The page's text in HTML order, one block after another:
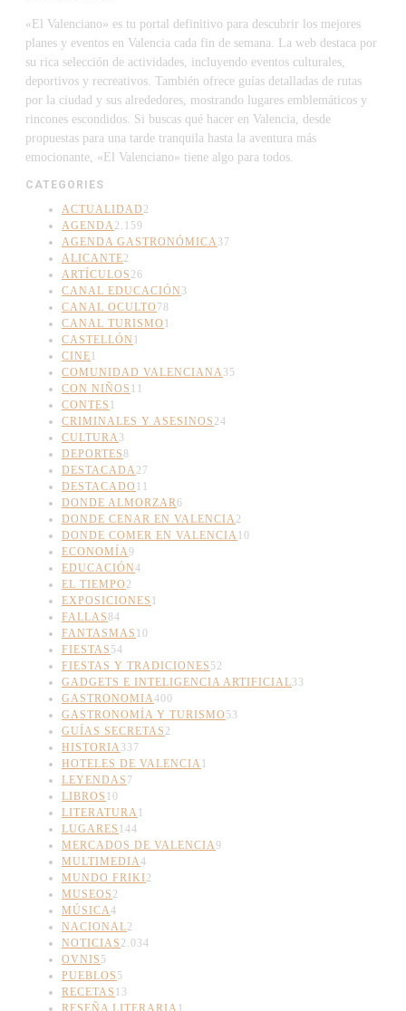
«El Valenciano» es tu portal definitivo para descubrir los mejores
planes y eventos en Valencia cada fin de semana. La web destaca por
su rica selección de actividades, incluyendo eventos culturales,
deportivos y recreativos. También ofrece guías detalladas de rutas
por la ciudad y sus alrededores, mostrando lugares emblemáticos y
rincones escondidos. Si buscas qué hacer en Valencia, desde
propuestas para una tarde tranquila hasta la aventura más
emocionante, «El Valenciano» tiene algo para todos.
CATEGORIES
ACTUALIDAD 2
AGENDA2.159
AGENDA GASTRONÓMICA37
ALICANTE2
ARTÍCULOS 26
CANAL EDUCACIÓN 3
CANAL OCULTO 78
CANAL TURISMO 1
CASTELLÓN 1
CINE1
COMUNIDAD VALENCIANA35
CON NIÑOS 11
CONTES 1
CRIMINALES Y ASESINOS 24
CULTURA3
DEPORTES8
DESTACADA27
DESTACADO 11
DONDE ALMORZAR6
DONDE CENAR EN VALENCIA2
DONDE COMER EN VALENCIA10
ECONOMÍA9
EDUCACIÓN4
EL TIEMPO 2
EXPOSICIONES 1
FALLAS84
FANTASMAS 10
FIESTAS 54
FIESTAS Y TRADICIONES 52
GADGETS E INTELIGENCIA ARTIFICIAL33
GASTRONOMIA400
GASTRONOMÍA Y TURISMO 53
GUÍAS SECRETAS 2
HISTORIA337
HOTELES DE VALENCIA1
LEYENDAS 7
LIBROS 10
LITERATURA1
LUGARES 144
MERCADOS DE VALENCIA9
MULTIMEDIA4
MUNDO FRIKI2
MUSEOS 2
MÚSICA4
NACIONAL2
NOTICIAS 2.034
OVNIS 5
PUEBLOS 5
RECETAS 13
RESEÑA LITERARIA 1